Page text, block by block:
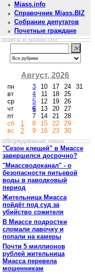
Miass.info
Справочник Miass.BIZ
Собрание депутатов
Почетные граждане
поиск в новостях
Август, 2026
пн
вт
ср
чт
пт
сб
вс
1
2
3
4
5
6
7
8
9
10
11
12
13
14
15
16
17
18
19
20
21
22
23
24
25
26
27
28
29
30
31
обсуждаемые темы
"Сезон клещей" в Миассе
завершился досрочно?
"Миассводоканал" - о
безопасности питьевой
воды в паводковый
период
Жительница Миасса
пойдёт под суд за
убийство сожителя
В Миассе подростки
сломали лавочку и
попали на камеры
Почти 5 миллионов
рублей жительница
Миасса перевела
мошенникам